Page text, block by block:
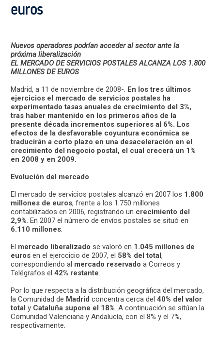
euros
Nuevos operadores podrían acceder al sector ante la
próxima liberalización
EL MERCADO DE SERVICIOS POSTALES ALCANZA LOS 1.800
MILLONES DE EUROS
Madrid, a 11 de noviembre de 2008-. En los tres últimos
ejercicios el mercado de servicios postales ha
experimentado tasas anuales de crecimiento del 3%,
tras haber mantenido en los primeros años de la
presente década incrementos superiores al 6%. Los
efectos de la desfavorable coyuntura económica se
traducirán a corto plazo en una desaceleración en el
crecimiento del negocio postal, el cual crecerá un 1%
en 2008 y en 2009.
Evolución del mercado
El mercado de servicios postales alcanzó en 2007 los 1.800
millones de euros, frente a los 1.750 millones
contabilizados en 2006, registrando un crecimiento del
2,9%. En 2007 el número de envíos postales se situó en
6.110 millones.
El mercado liberalizado se valoró en 1.045 millones de
euros en el ejerccicio de 2007, el 58% del total,
correspondiendo al mercado reservado a Correos y
Telégrafos el42% restante.
Por lo que respecta a la distribución geográfica del mercado,
la Comunidad de Madrid concentra cerca del40% del valor
total y Cataluña supone el 18%. A continuación se sitúan la
Comunidad Valenciana y Andalucía, con el 8% y el 7%,
respectivamente.